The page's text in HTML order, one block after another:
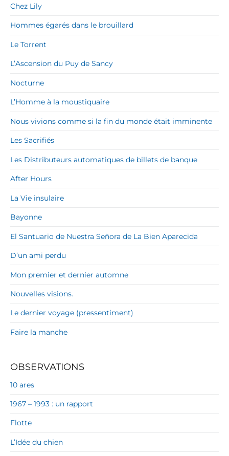
Chez Lily
Hommes égarés dans le brouillard
Le Torrent
L’Ascension du Puy de Sancy
Nocturne
L’Homme à la moustiquaire
Nous vivions comme si la fin du monde était imminente
Les Sacrifiés
Les Distributeurs automatiques de billets de banque
After Hours
La Vie insulaire
Bayonne
El Santuario de Nuestra Señora de La Bien Aparecida
D’un ami perdu
Mon premier et dernier automne
Nouvelles visions.
Le dernier voyage (pressentiment)
Faire la manche
OBSERVATIONS
10 ares
1967 – 1993 : un rapport
Flotte
L’Idée du chien